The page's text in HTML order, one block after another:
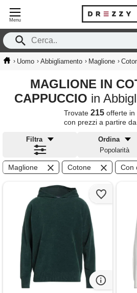
Menu
› Uomo › Abbigliamento › Maglione ›
MAGLIONE IN COTONE CON
CAPPUCCIO in
Trovate 215 offerte in
con prezzi a partire da
Filtra
Ordina
Popolarità
Maglione Cotone Con